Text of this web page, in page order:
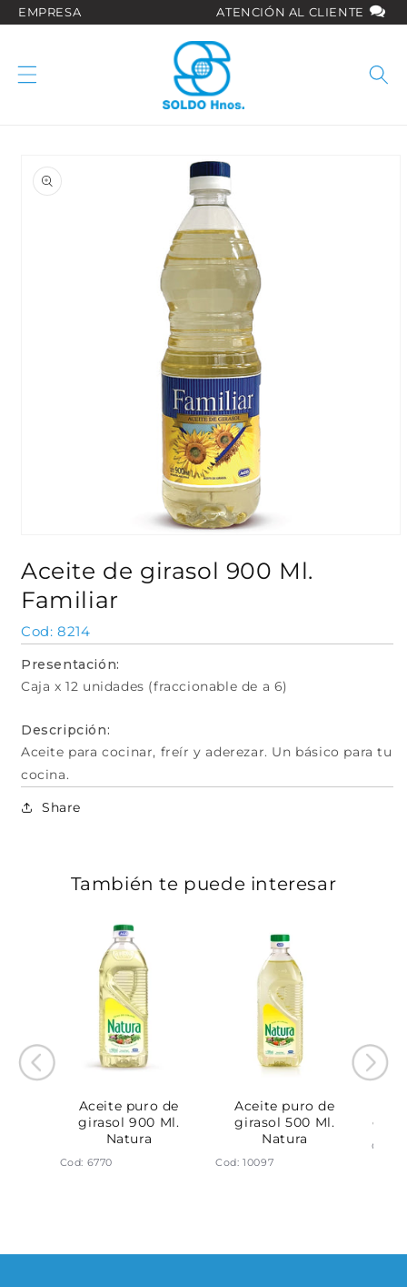
directamente
EMPRESA ATENCIÓN AL CLIENTE
información
multimedia
1
en
una
modal
Aceite de girasol 900 Ml.
Familiar
SKU:
8214
Presentación:
Caja x 12 unidades (fraccionable de a 6)
Descripción:
Aceite para cocinar, freír y aderezar. Un básico para tu
cocina.
Share
También te puede interesar
Aceite puro de
girasol 900 Ml.
Natura
Cod: 6770
Aceite puro de
girasol 500 Ml.
Natura
Cod: 10097
Cod: